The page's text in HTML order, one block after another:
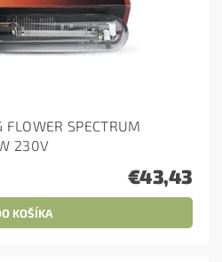
FLOWER SPECTRUM
230V
€43,43